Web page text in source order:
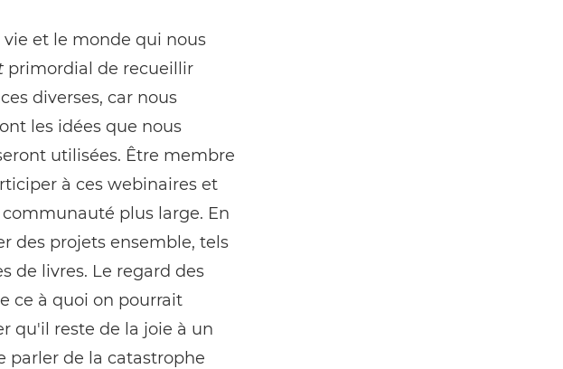
et le monde qui nous
primordial de recueillir
diverses, car nous
les idées que nous
utilisées. Être membre
à ces webinaires et
plus large. En
des projets ensemble, tels
de livres. Le regard des
ce à quoi on pourrait
qu'il reste de la joie à un
parler de la catastrophe